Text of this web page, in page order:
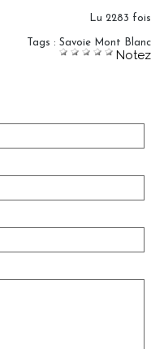
Lu 2283 fois
Tags : Savoie Mont Blanc
Notez